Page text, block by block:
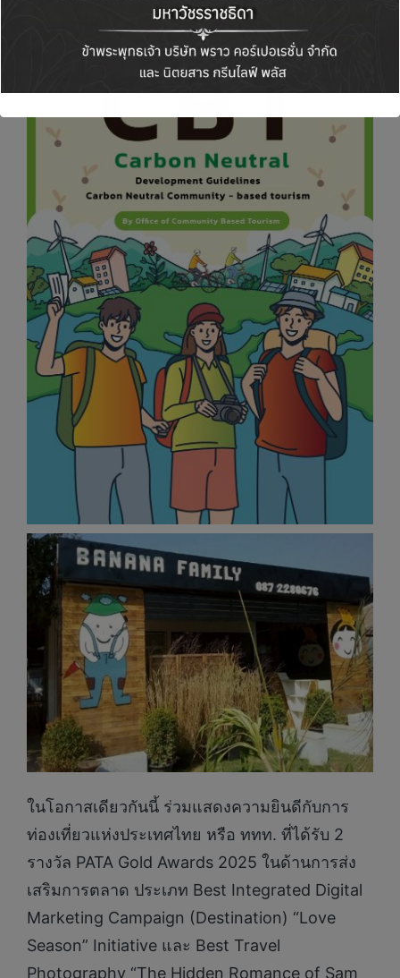
ในโอกาสเดียวกันนี้ ร่วมแสดงความยินดีกับการ
ท่องเที่ยวแห่งประเทศไทย หรือ ททท. ที่ได้รับ 2
รางวัล PATA Gold Awards 2025 ในด้านการส่ง
เสริมการตลาด ประเภท Best Integrated Digital
Marketing Campaign (Destination) “Love
Season” Initiative และ Best Travel
Photography “The Hidden Romance of Sam